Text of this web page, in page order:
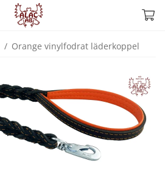
/ Orange vinylfodrat läderkoppel